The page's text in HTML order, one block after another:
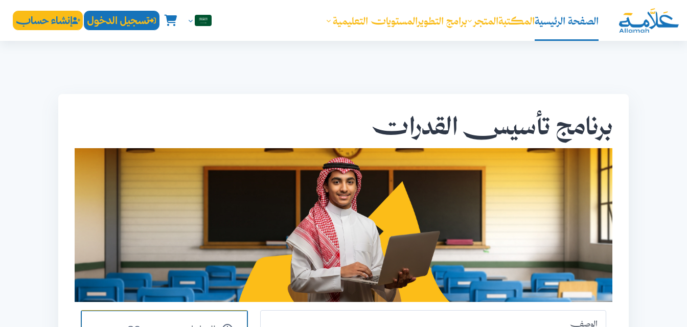
تخطى إلى المحتوى الرئيسي
الصفحة الرئيسيةالمكتبةالمتجر برامج التطويرالمستويات التعليمية العربية ‎(ar)‎ تسجيل الدخول إنشاء حساب
برنامج تأسيس القدرات
الوصف